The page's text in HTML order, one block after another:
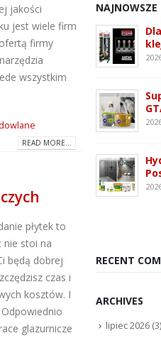
jakości
jest wiele firm
firmy
wszystkim
READ MORE...
płytek to
nie stoi na
będą dobrej
czas i
kosztów. I
glazurnicze
NAJNOWSZE
SYSTEM 3G –
system
G-K i OSB
zastosowanie
i zastosowanie
RECENT
ARCHIVES
lipiec 2026 (3)